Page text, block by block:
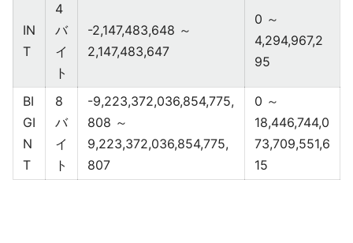
IN
T
4
バ
イ
ト
-2,147,483,648 ～
2,147,483,647
0 ～
4,294,967,2
95
BI
GI
N
T
8
バ
イ
ト
-9,223,372,036,854,775,
808 ～
9,223,372,036,854,775,
807
0 ～
18,446,744,0
73,709,551,6
15